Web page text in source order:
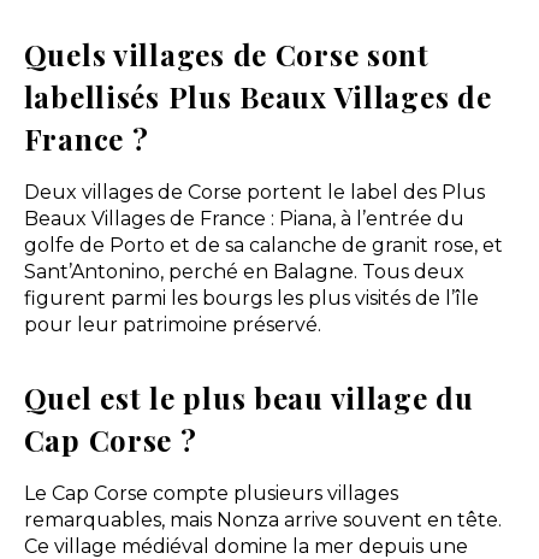
Quels villages de Corse sont
labellisés Plus Beaux Villages de
France ?
Deux villages de Corse portent le label des Plus
Beaux Villages de France : Piana, à l’entrée du
golfe de Porto et de sa calanche de granit rose, et
Sant’Antonino, perché en Balagne. Tous deux
figurent parmi les bourgs les plus visités de l’île
pour leur patrimoine préservé.
Quel est le plus beau village du
Cap Corse ?
Le Cap Corse compte plusieurs villages
remarquables, mais Nonza arrive souvent en tête.
Ce village médiéval domine la mer depuis une